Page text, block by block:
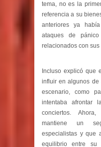
tema, no es la
referencia a su
anteriores ya
ataques de
relacionados con
Incluso explicó que
influir en algunos de
escenario, como
intentaba afrontar
conciertos.
mantiene un
especialistas y que
equilibrio entre